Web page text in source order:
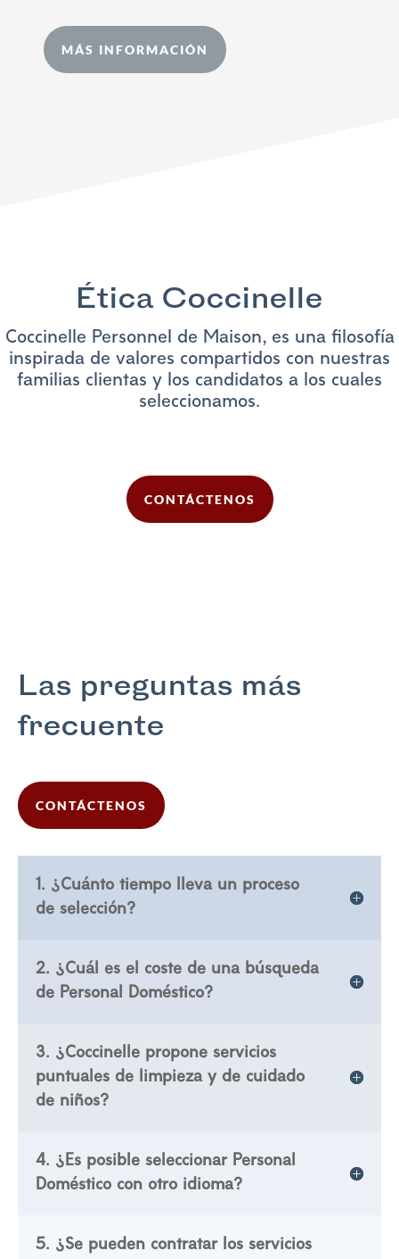
MÁS INFORMACIÓN
Ética Coccinelle
Coccinelle Personnel de Maison, es una filosofía
inspirada de valores compartidos con nuestras
familias clientas y los candidatos a los cuales
seleccionamos.
CONTÁCTENOS
Las preguntas más
frecuente
CONTÁCTENOS
1. ¿Cuánto tiempo lleva un proceso
de selección?
2. ¿Cuál es el coste de una búsqueda
de Personal Doméstico?
3. ¿Coccinelle propone servicios
puntuales de limpieza y de cuidado
de niños?
4. ¿Es posible seleccionar Personal
Doméstico con otro idioma?
5. ¿Se pueden contratar los servicios